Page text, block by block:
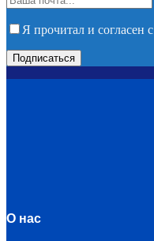
Я прочитал и согласен с
О нас